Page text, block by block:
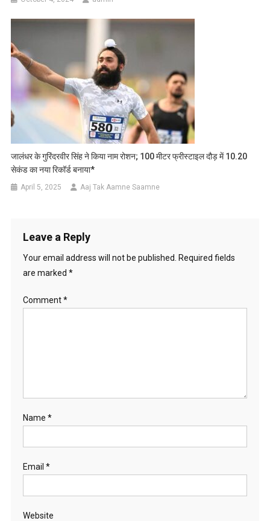
जालंधर के गुरिंदरवीर सिंह ने किया नाम रोशन; 100 मीटर फ्रीस्टाइल दौड़ में 10.20
सेकंड का नया रिकॉर्ड बनाया*
April 5, 2025 Aaj Tak Aamne Saamne
Leave a Reply
Your email address will not be published.
Required fields
are marked *
Comment*
Name *
Email *
Website